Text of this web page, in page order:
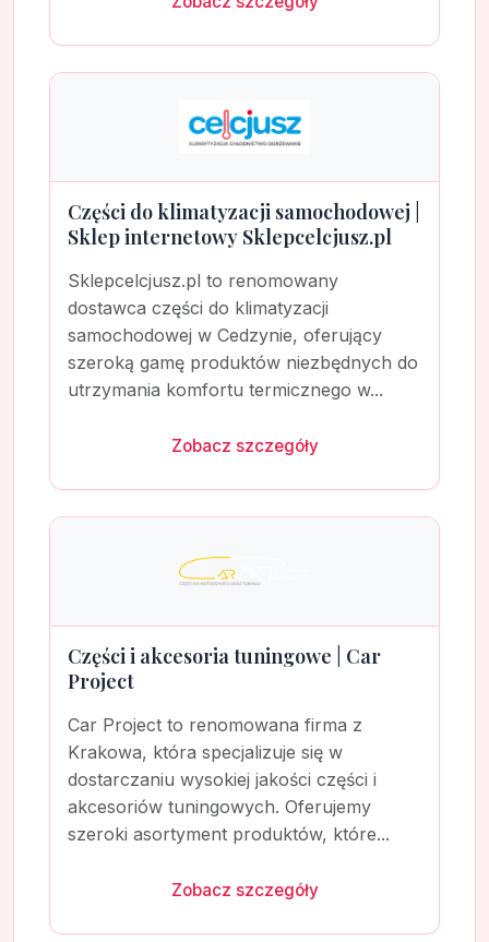
Części do klimatyzacji samochodowej |
Sklep internetowy Sklepcelcjusz.pl
Sklepcelcjusz.pl to renomowany
dostawca części do klimatyzacji
samochodowej w Cedzynie, oferujący
szeroką gamę produktów niezbędnych do
utrzymania komfortu termicznego w...
Zobacz szczegóły
Części i akcesoria tuningowe | Car
Project
Car Project to renomowana firma z
Krakowa, która specjalizuje się w
dostarczaniu wysokiej jakości części i
akcesoriów tuningowych. Oferujemy
szeroki asortyment produktów, które...
Zobacz szczegóły